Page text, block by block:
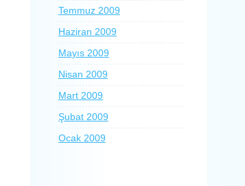
Temmuz 2009
Haziran 2009
Mayıs 2009
Nisan 2009
Mart 2009
Şubat 2009
Ocak 2009